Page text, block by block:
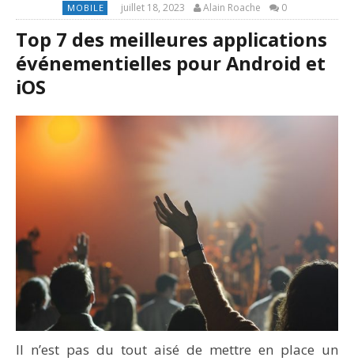
MOBILE juillet 18, 2023 Alain Roache 0
Top 7 des meilleures applications
événementielles pour Android et
iOS
Il n’est pas du tout aisé de mettre en place un